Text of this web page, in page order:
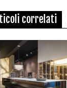
correlati